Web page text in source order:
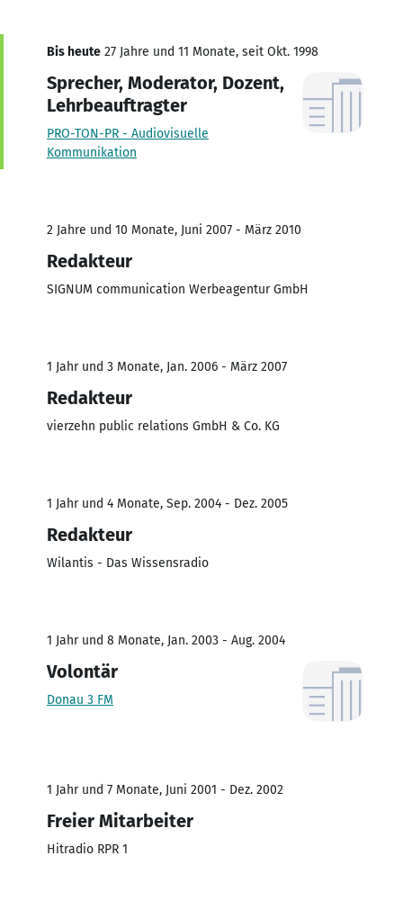
Bis heute 27 Jahre und 11 Monate, seit Okt. 1998
Sprecher, Moderator, Dozent,
Lehrbeauftragter
PRO-TON-PR - Audiovisuelle
Kommunikation
2 Jahre und 10 Monate, Juni 2007 - März 2010
Redakteur
SIGNUM communication Werbeagentur GmbH
1 Jahr und 3 Monate, Jan. 2006 - März 2007
Redakteur
vierzehn public relations GmbH & Co. KG
1 Jahr und 4 Monate, Sep. 2004 - Dez. 2005
Redakteur
Wilantis - Das Wissensradio
1 Jahr und 8 Monate, Jan. 2003 - Aug. 2004
Volontär
Donau 3 FM
1 Jahr und 7 Monate, Juni 2001 - Dez. 2002
Freier Mitarbeiter
Hitradio RPR 1